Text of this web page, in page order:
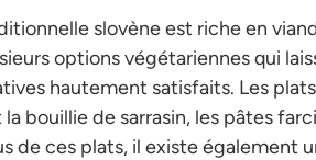
slovène est riche en
options végétariennes qui
hautement satisfaits. Les
bouillie de sarrasin, les pâtes
de ces plats, il existe également